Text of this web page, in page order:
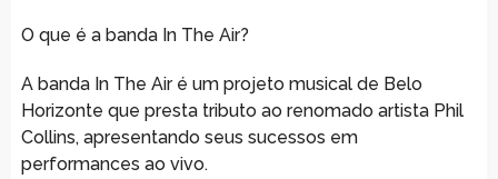
O que é a banda In The Air?
A banda In The Air é um projeto musical de Belo
Horizonte que presta tributo ao renomado artista Phil
Collins, apresentando seus sucessos em
performances ao vivo.